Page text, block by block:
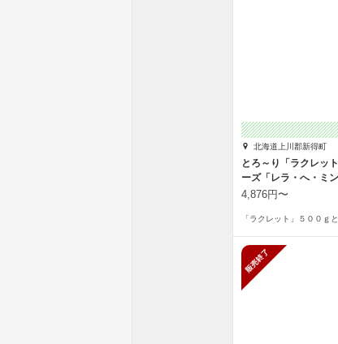
北海道上川郡新得町
とろ～り「ラクレッ
ーズ「レラ・へ・ミ
4,876円〜